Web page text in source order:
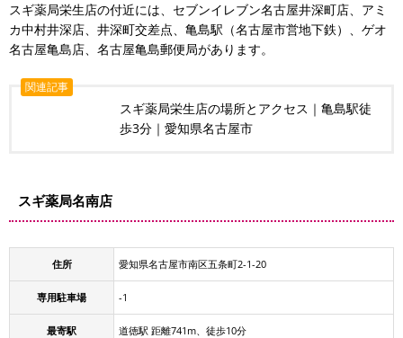
スギ薬局栄生店の付近には、セブンイレブン名古屋井深町店、アミ
カ中村井深店、井深町交差点、亀島駅（名古屋市営地下鉄）、ゲオ
名古屋亀島店、名古屋亀島郵便局があります。
関連記事
スギ薬局栄生店の場所とアクセス｜亀島駅徒
歩3分｜愛知県名古屋市
スギ薬局名南店
住所 愛知県名古屋市南区五条町2-1-20
専用駐車場 -1
最寄駅 道徳駅 距離741m、徒歩10分